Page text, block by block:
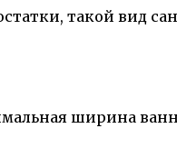
такой вид
ширина